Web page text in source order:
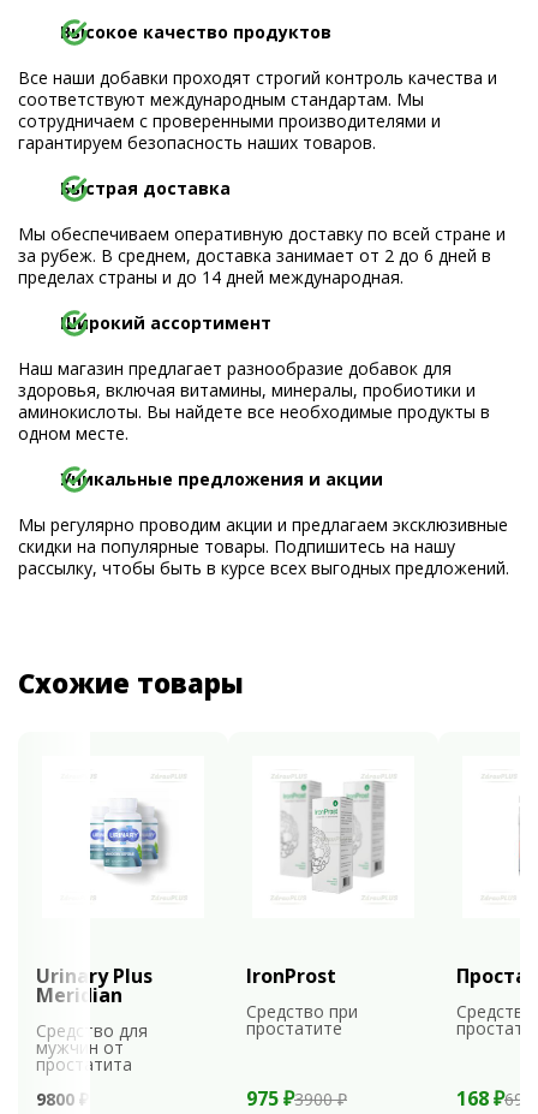
Высокое качество продуктов
Все наши добавки проходят строгий контроль качества и
соответствуют международным стандартам. Мы
сотрудничаем с проверенными производителями и
гарантируем безопасность наших товаров.
Быстрая доставка
Мы обеспечиваем оперативную доставку по всей стране и
за рубеж. В среднем, доставка занимает от 2 до 6 дней в
пределах страны и до 14 дней международная.
Широкий ассортимент
Наш магазин предлагает разнообразие добавок для
здоровья, включая витамины, минералы, пробиотики и
аминокислоты. Вы найдете все необходимые продукты в
одном месте.
Уникальные предложения и акции
Мы регулярно проводим акции и предлагаем эксклюзивные
скидки на популярные товары. Подпишитесь на нашу
рассылку, чтобы быть в курсе всех выгодных предложений.
Схожие товары
Urinary Plus
Meridian
Средство для
мужчин от
простатита
9800 ₽
IronProst
Средство при
простатите
975 ₽3900 ₽ 168 ₽